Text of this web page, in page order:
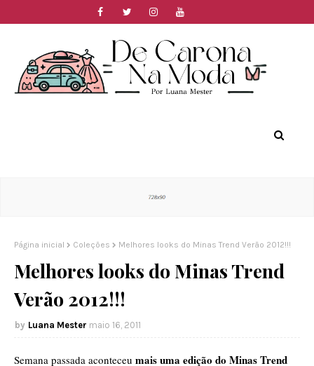
Página inicial Coleções Melhores looks do Minas Trend Verão 2012!!!
Melhores looks do Minas Trend
Verão 2012!!!
Luana Mester maio 16, 2011
Semana passada aconteceu mais uma edição do Minas Trend